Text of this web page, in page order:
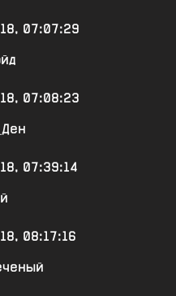
07:07:29
07:08:23
07:39:14
08:17:16